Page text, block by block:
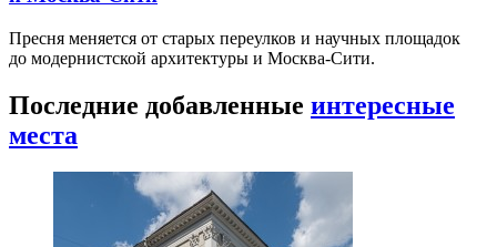
Пресня меняется от старых переулков и научных площадок
до модернистской архитектуры и Москва-Сити.
Последние добавленные интересные
места